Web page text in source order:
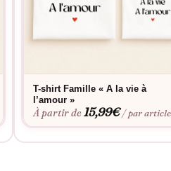
T-shirt Famille « A la vie à
l’amour »
À partir de15,99€ / par article